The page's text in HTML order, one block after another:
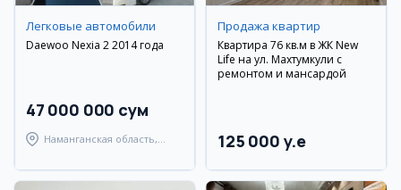
Легковые автомобили
Daewoo Nexia 2 2014 года
47 000 000 сум
Наманганская область,
Продажа квартир
Квартира 76 кв.м в ЖК New
Life на ул. Махтумкули с
ремонтом и мансардой
125 000 y.e